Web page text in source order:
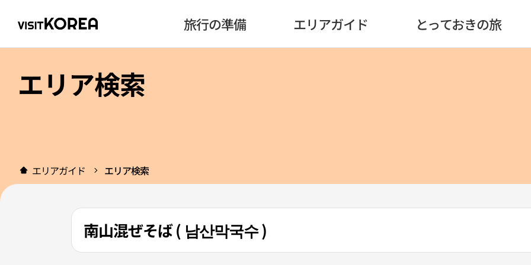
旅行の準備 エリアガイド とっておきの旅
エリア検索
エリアガイド エリア検索
南山混ぜそば ( 남산막국수 )